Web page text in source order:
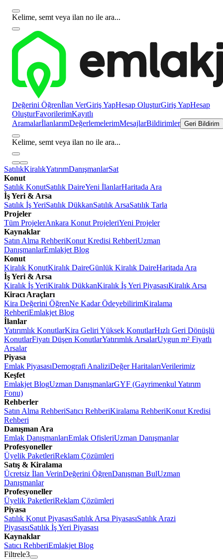
Kelime, semt veya ilan no ile ara...
Değerini Öğrenİlan VerGiriş YapHesap OluşturGiriş YapHesap
OluşturFavorilerimKayıtlı
AramalarİlanlarımDeğerlemelerimMesajlarBildirimler Geri Bildirim
Kelime, semt veya ilan no ile ara...
SatılıkKiralıkYatırımDanışmanlarSat
Konut
Satılık KonutSatılık DaireYeni İlanlarHaritada Ara
İş Yeri & Arsa
Satılık İş YeriSatılık DükkanSatılık ArsaSatılık Tarla
Projeler
Tüm ProjelerAnkara Konut ProjeleriYeni Projeler
Kaynaklar
Satın Alma RehberiKonut Kredisi RehberiUzman
DanışmanlarEmlakjet Blog
Konut
Kiralık KonutKiralık DaireGünlük Kiralık DaireHaritada Ara
İş Yeri & Arsa
Kiralık İş YeriKiralık DükkanKiralık İş Yeri PiyasasıKiralık Arsa
Kiracı Araçları
Kira Değerini ÖğrenNe Kadar ÖdeyebilirimKiralama
RehberiEmlakjet Blog
İlanlar
Yatırımlık KonutlarKira Geliri Yüksek KonutlarHızlı Geri Dönüşlü
KonutlarFiyatı Düşen KonutlarYatırımlık ArsalarUygun m² Fiyatlı
Arsalar
Piyasa
Emlak PiyasasıDemografi AnaliziDeğer HaritalarıVerilerimiz
Keşfet
Emlakjet BlogUzman DanışmanlarGYF (Gayrimenkul Yatırım
Fonu)
Rehberler
Satın Alma RehberiSatıcı RehberiKiralama RehberiKonut Kredisi
Rehberi
Danışman Ara
Emlak DanışmanlarıEmlak OfisleriUzman Danışmanlar
Profesyoneller
Üyelik PaketleriReklam Çözümleri
Satış & Kiralama
Ücretsiz İlan VerinDeğerini ÖğrenDanışman BulUzman
Danışmanlar
Profesyoneller
Üyelik PaketleriReklam Çözümleri
Piyasa
Satılık Konut PiyasasıSatılık Arsa PiyasasıSatılık Arazi
PiyasasıSatılık İş Yeri Piyasası
Kaynaklar
Satıcı RehberiEmlakjet Blog
Filtrele3